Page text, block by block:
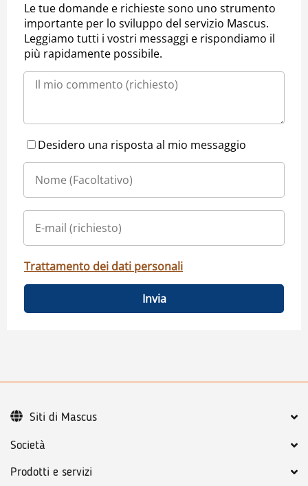
Le tue domande e richieste sono uno strumento
importante per lo sviluppo del servizio Mascus.
Leggiamo tutti i vostri messaggi e rispondiamo il
più rapidamente possibile.
Desidero una risposta al mio messaggio
Trattamento dei dati personali
Invia
Società
Prodotti e servizi
Siti di Mascus